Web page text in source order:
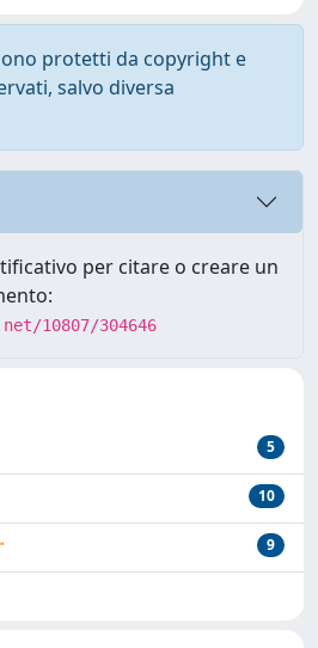
protetti da copyright e
salvo diversa
per citare o creare un
10807/304646
5
10
9